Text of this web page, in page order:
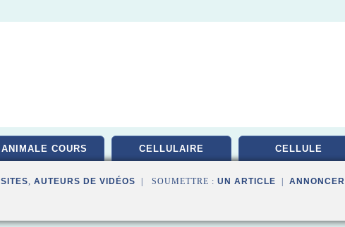
ANIMALE COURS CELLULAIRE CELLULE
SITES, AUTEURS DE VIDÉOS | SOUMETTRE : UN ARTICLE ANNONCER